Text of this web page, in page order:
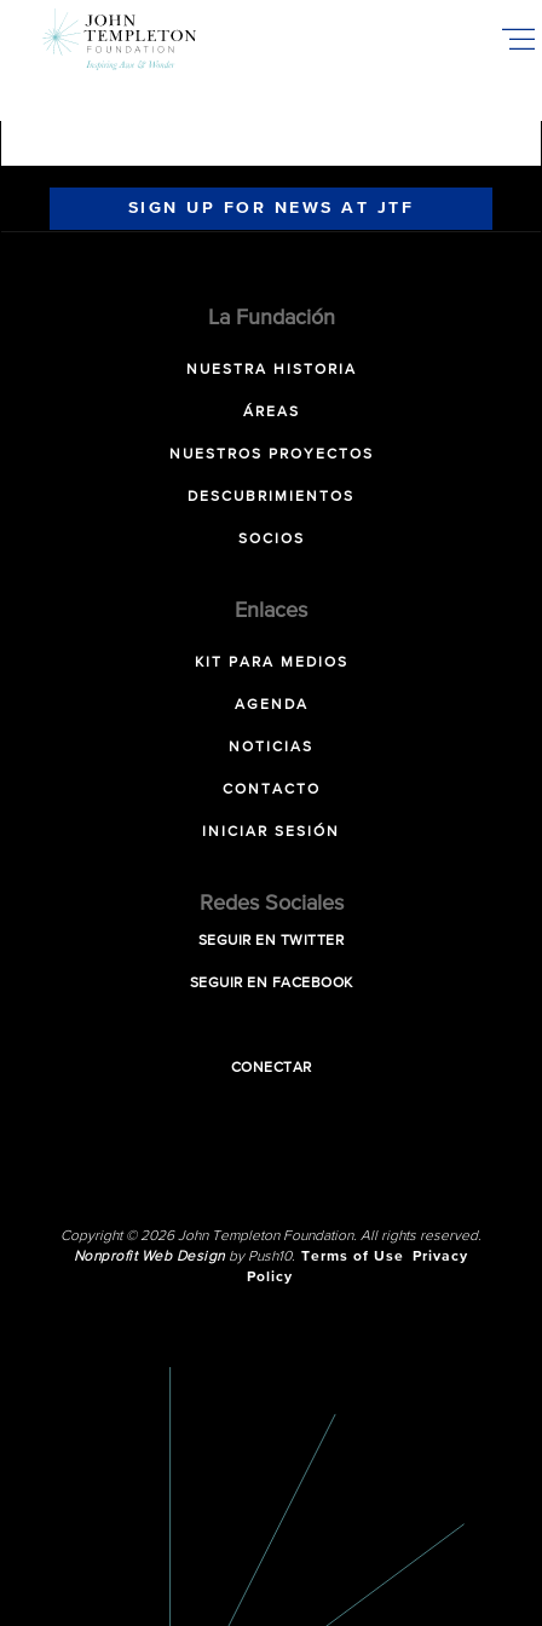
SIGN UP FOR NEWS AT JTF
La Fundación
NUESTRA HISTORIA
ÁREAS
NUESTROS PROYECTOS
DESCUBRIMIENTOS
SOCIOS
Enlaces
KIT PARA MEDIOS
AGENDA
NOTICIAS
CONTACTO
INICIAR SESIÓN
Redes Sociales
SEGUIR EN TWITTER
SEGUIR EN FACEBOOK
CONECTAR
Copyright © 2026 John Templeton Foundation. All rights reserved.
Nonprofit Web Designby Push10. Terms of Use
Privacy
Policy